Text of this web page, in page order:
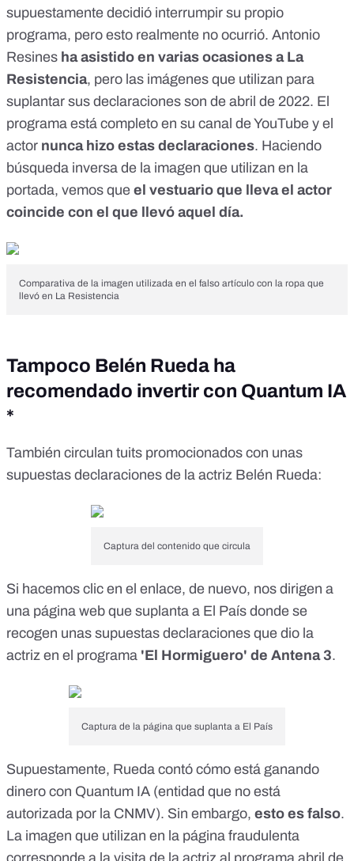
supuestamente decidió interrumpir su propio
programa, pero esto realmente no ocurrió. Antonio
Resines ha asistido en varias ocasiones a La
Resistencia, pero las imágenes que utilizan para
suplantar sus declaraciones son de abril de 2022. El
programa está completo en su canal de YouTube y el
actor nunca hizo estas declaraciones. Haciendo
búsqueda inversa de la imagen que utilizan en la
portada, vemos que el vestuario que lleva el actor
coincide con el que llevó aquel día.
Comparativa de la imagen utilizada en el falso artículo con la ropa que
llevó en La Resistencia
Tampoco Belén Rueda ha
recomendado invertir con Quantum IA
*
También circulan tuits promocionados con unas
supuestas declaraciones de la actriz Belén Rueda:
Captura del contenido que circula
Si hacemos clic en el enlace, de nuevo, nos dirigen a
una página web que suplanta a El País donde se
recogen unas supuestas declaraciones que dio la
actriz en el programa 'El Hormiguero' de Antena 3.
Captura de la página que suplanta a El País
Supuestamente, Rueda contó cómo está ganando
dinero con Quantum IA (entidad que no está
autorizada por la CNMV). Sin embargo, esto es falso.
La imagen que utilizan en la página fraudulenta